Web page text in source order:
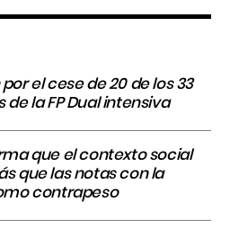
el cese de 20 de los 33
la FP Dual intensiva
que el contexto social
que las notas con la
contrapeso